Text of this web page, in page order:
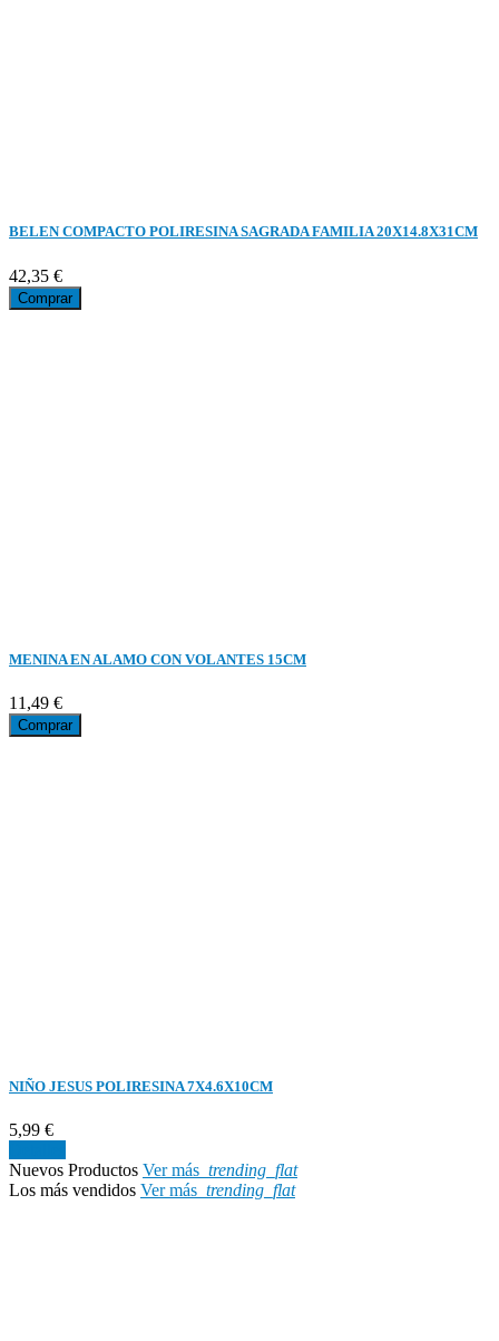
BELEN COMPACTO POLIRESINA SAGRADA FAMILIA 20X14.8X31CM
42,35 €
Comprar
MENINA EN ALAMO CON VOLANTES 15CM
11,49 €
Comprar
NIÑO JESUS POLIRESINA 7X4.6X10CM
5,99 €
Nuevos Productos Ver más trending_flat
Los más vendidos Ver más trending_flat